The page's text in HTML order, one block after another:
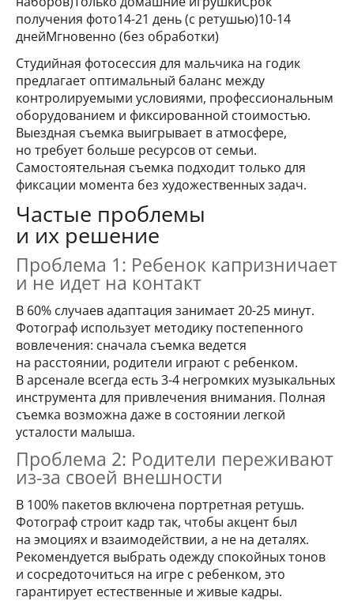
получения фото14-21 день (с ретушью)10-14
днейМгновенно (без обработки)
Студийная фотосессия для мальчика на годик
предлагает оптимальный баланс между
контролируемыми условиями, профессиональным
оборудованием и фиксированной стоимостью.
Выездная съемка выигрывает в атмосфере,
но требует больше ресурсов от семьи.
Самостоятельная съемка подходит только для
фиксации момента без художественных задач.
Частые проблемы
и их решение
Проблема 1: Ребенок капризничает
и не идет на контакт
В 60% случаев адаптация занимает 20-25 минут.
Фотограф использует методику постепенного
вовлечения: сначала съемка ведется
на расстоянии, родители играют с ребенком.
В арсенале всегда есть 3-4 негромких музыкальных
инструмента для привлечения внимания. Полная
съемка возможна даже в состоянии легкой
усталости малыша.
Проблема 2: Родители переживают
из-за своей внешности
В 100% пакетов включена портретная ретушь.
Фотограф строит кадр так, чтобы акцент был
на эмоциях и взаимодействии, а не на деталях.
Рекомендуется выбрать одежду спокойных тонов
и сосредоточиться на игре с ребенком, это
гарантирует естественные и живые кадры.